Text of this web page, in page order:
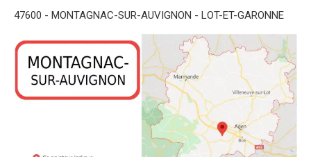
47600 - MONTAGNAC-SUR-AUVIGNON - LOT-ET-GARONNE